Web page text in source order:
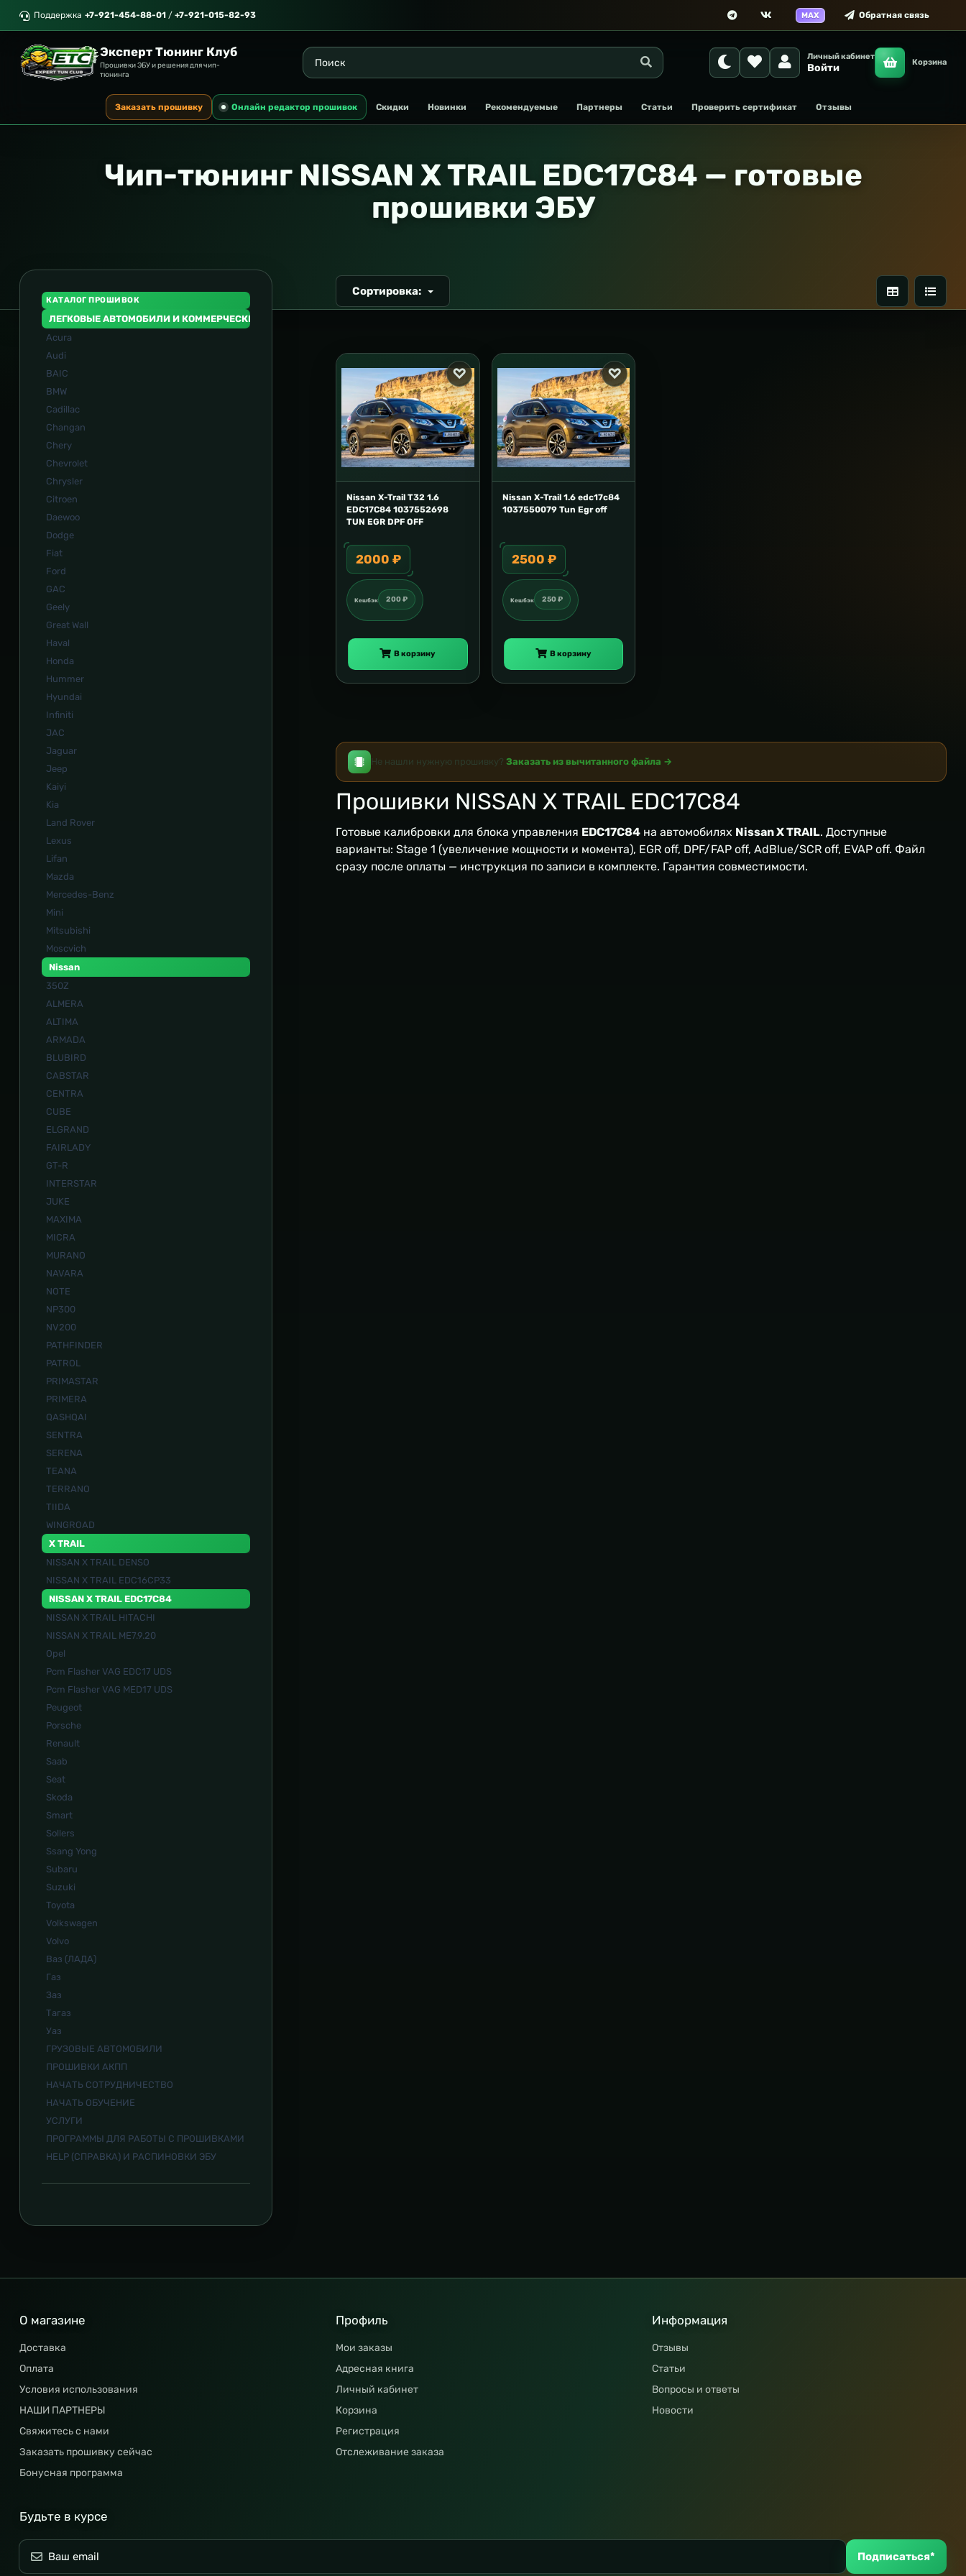
Поддержка +7-921-454-88-01 / +7-921-015-82-93 MAX Обратная связь
Эксперт Тюнинг Клуб
Прошивки ЭБУ и решения для чип-
тюнинга
Личный кабинет
Войти Корзина
Заказать прошивку Онлайн редактор прошивок Скидки Новинки Рекомендуемые Партнеры Статьи Проверить сертификат Отзывы
Чип-тюнинг NISSAN X TRAIL EDC17C84 — готовые
прошивки ЭБУ
КАТАЛОГ ПРОШИВОК
ЛЕГКОВЫЕ АВТОМОБИЛИ И КОММЕРЧЕСКИЙ ТРАНСПОРТ
Acura
Audi
BAIC
BMW
Cadillac
Changan
Chery
Chevrolet
Chrysler
Citroen
Daewoo
Dodge
Fiat
Ford
GAC
Geely
Great Wall
Haval
Honda
Hummer
Hyundai
Infiniti
JAC
Jaguar
Jeep
Kaiyi
Kia
Land Rover
Lexus
Lifan
Mazda
Mercedes-Benz
Mini
Mitsubishi
Moscvich
Nissan
350Z
ALMERA
ALTIMA
ARMADA
BLUBIRD
CABSTAR
CENTRA
CUBE
ELGRAND
FAIRLADY
GT-R
INTERSTAR
JUKE
MAXIMA
MICRA
MURANO
NAVARA
NOTE
NP300
NV200
PATHFINDER
PATROL
PRIMASTAR
PRIMERA
QASHQAI
SENTRA
SERENA
TEANA
TERRANO
TIIDA
WINGROAD
X TRAIL
NISSAN X TRAIL DENSO
NISSAN X TRAIL EDC16CP33
NISSAN X TRAIL EDC17C84
NISSAN X TRAIL HITACHI
NISSAN X TRAIL ME7.9.20
Opel
Pcm Flasher VAG EDC17 UDS
Pcm Flasher VAG MED17 UDS
Peugeot
Porsche
Renault
Saab
Seat
Skoda
Smart
Sollers
Ssang Yong
Subaru
Suzuki
Toyota
Volkswagen
Volvo
Ваз (ЛАДА)
Газ
Заз
Тагаз
Уаз
ГРУЗОВЫЕ АВТОМОБИЛИ
ПРОШИВКИ АКПП
НАЧАТЬ СОТРУДНИЧЕСТВО
НАЧАТЬ ОБУЧЕНИЕ
УСЛУГИ
ПРОГРАММЫ ДЛЯ РАБОТЫ С ПРОШИВКАМИ
HELP (СПРАВКА) И РАСПИНОВКИ ЭБУ
Сортировка:
Nissan X-Trail T32 1.6
EDC17C84 1037552698
TUN EGR DPF OFF
2000 ₽
Кешбэк 200 ₽
В корзину
Nissan X-Trail 1.6 edc17c84
1037550079 Tun Egr off
2500 ₽
Кешбэк 250 ₽
В корзину
Не нашли нужную прошивку? Заказать из вычитанного файла →
Прошивки NISSAN X TRAIL EDC17C84
Готовые калибровки для блока управления EDC17C84 на автомобилях Nissan X TRAIL. Доступные
варианты: Stage 1 (увеличение мощности и момента), EGR off, DPF/FAP off, AdBlue/SCR off, EVAP off. Файл
сразу после оплаты — инструкция по записи в комплекте. Гарантия совместимости.
О магазине
Доставка
Оплата
Условия использования
НАШИ ПАРТНЕРЫ
Свяжитесь с нами
Заказать прошивку сейчас
Бонусная программа
Профиль
Мои заказы
Адресная книга
Личный кабинет
Корзина
Регистрация
Отслеживание заказа
Информация
Отзывы
Статьи
Вопросы и ответы
Новости
Будьте в курсе
Подписаться*